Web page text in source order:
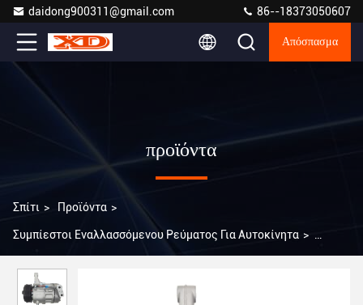
daidong900311@gmail.com 86--18373050607
Απόσπασμα
προϊόντα
Σπίτι > Προϊόντα >
Συμπίεστοι Εναλλασσόμενου Ρεύματος Για Αυτοκίνητα >
συμπιεστής για Buick GL8 3.0 2008 CS0292111B1 WXBK010